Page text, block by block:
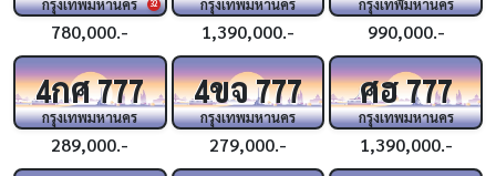
32
กรุงเทพมหานคร
780,000.-
กรุงเทพมหานคร
1,390,000.-
กรุงเทพมหานคร
990,000.-
4กศ777
กรุงเทพมหานคร
289,000.-
4ขจ777
กรุงเทพมหานคร
279,000.-
ศฮ777
กรุงเทพมหานคร
1,390,000.-